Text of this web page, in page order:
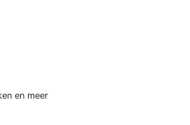
en meer